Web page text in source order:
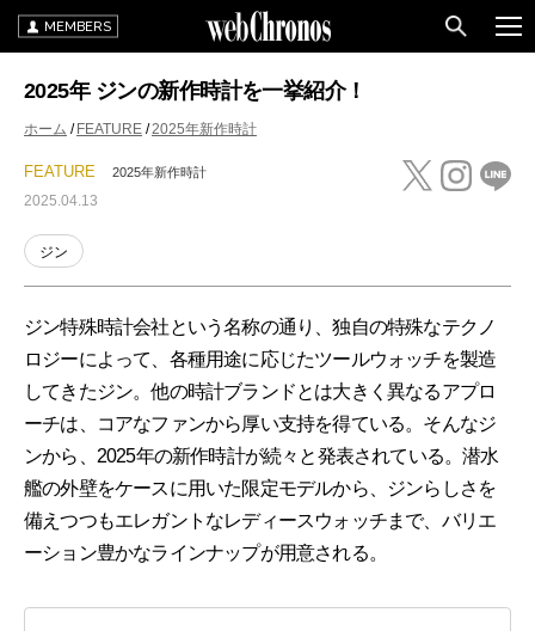
MEMBERS
2025年 ジンの新作時計を一挙紹介！
ホーム FEATURE 2025年新作時計
FEATURE 2025年新作時計
2025.04.13
ジン
ジン特殊時計会社という名称の通り、独自の特殊なテクノ
ロジーによって、各種用途に応じたツールウォッチを製造
してきたジン。他の時計ブランドとは大きく異なるアプロ
ーチは、コアなファンから厚い支持を得ている。そんなジ
ンから、2025年の新作時計が続々と発表されている。潜水
艦の外壁をケースに用いた限定モデルから、ジンらしさを
備えつつもエレガントなレディースウォッチまで、バリエ
ーション豊かなラインナップが用意される。